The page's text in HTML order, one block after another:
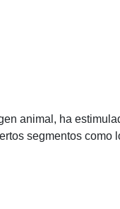
animal, ha
segmentos como